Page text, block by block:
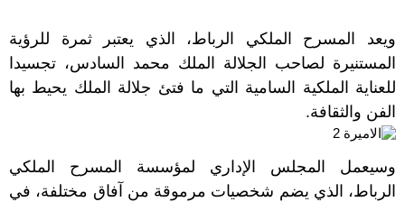
ويعد المسرح الملكي الرباط، الذي يعتبر ثمرة للرؤية
المستنيرة لصاحب الجلالة الملك محمد السادس، تجسيدا
للعناية الملكية السامية التي ما فتئ جلالة الملك يحيط بها
الفن والثقافة.
وسيعمل المجلس الإداري لمؤسسة المسرح الملكي
الرباط، الذي يضم شخصيات مرموقة من آفاق مختلفة، في